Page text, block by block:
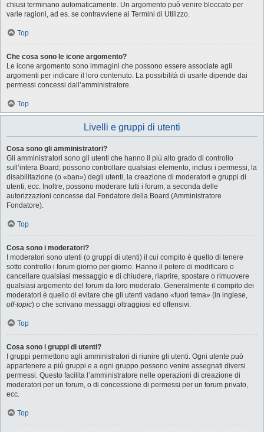
chiusi terminano automaticamente. Un argomento può venire bloccato per
varie ragioni, ad es. se contravviene ai Termini di Utilizzo.
Top
Che cosa sono le icone argomento?
Le icone argomento sono immagini che possono essere associate agli
argomenti per indicare il loro contenuto. La possibilità di usarle dipende dai
permessi concessi dall’amministratore.
Top
Livelli e gruppi di utenti
Cosa sono gli amministratori?
Gli amministratori sono gli utenti che hanno il più alto grado di controllo
sull’intera Board; possono controllare qualsiasi elemento, inclusi i permessi, la
disabilitazione (o «ban») degli utenti, la creazione di moderatori e gruppi di
utenti, ecc. Inoltre, possono moderare tutti i forum, a seconda delle
autorizzazioni concesse dal Fondatore della Board (Amministratore
Fondatore).
Top
Cosa sono i moderatori?
I moderatori sono utenti (o gruppi di utenti) il cui compito è quello di tenere
sotto controllo i forum giorno per giorno. Hanno il potere di modificare o
cancellare qualsiasi messaggio e di chiudere, riaprire, spostare o rimuovere
qualsiasi argomento del forum da loro moderato. Generalmente il compito dei
moderatori è quello di evitare che gli utenti vadano «fuori tema» (in inglese,
off-topic) o che scrivano messaggi oltraggiosi ed offensivi.
Top
Cosa sono i gruppi di utenti?
I gruppi permettono agli amministratori di riunire gli utenti. Ogni utente può
appartenere a più gruppi e a ogni gruppo possono venire assegnati diversi
permessi. Questo facilita l’amministratore nelle operazioni di creazione di
moderatori per un forum, o di concessione di permessi per un forum privato,
ecc.
Top